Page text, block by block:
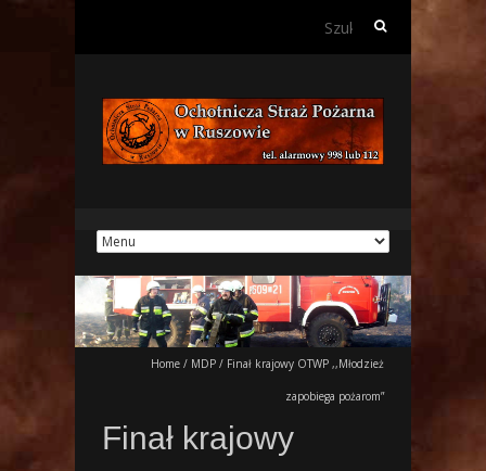
Szukaj:
Home / MDP / Finał krajowy OTWP ,,Młodzież
zapobiega pożarom”
Finał krajowy